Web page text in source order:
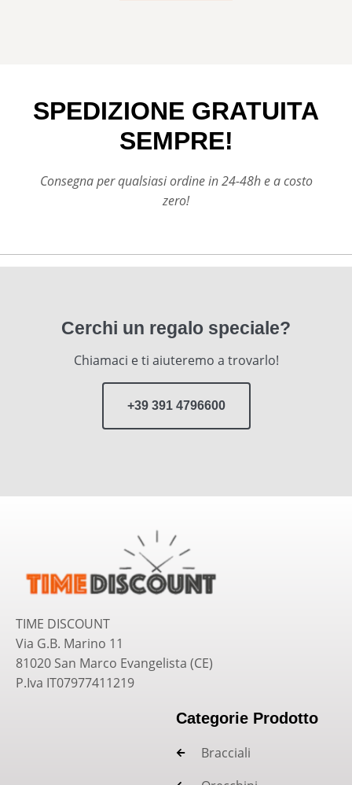
SPEDIZIONE GRATUITA
SEMPRE!
Consegna per qualsiasi ordine in 24-48h e a costo
zero!
Cerchi un regalo speciale?
Chiamaci e ti aiuteremo a trovarlo!
+39 391 4796600
TIME DISCOUNT
Via G.B. Marino 11
81020 San Marco Evangelista (CE)
P.Iva IT07977411219
Categorie Prodotto
Bracciali